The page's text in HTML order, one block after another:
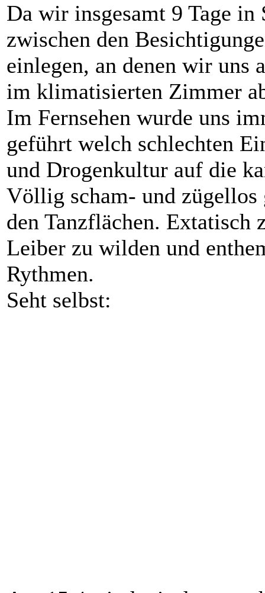
Da wir insgesamt 9 Tage
zwischen den
einlegen, an denen wir uns
im klimatisierten Zimmer
Im Fernsehen wurde uns
geführt welch schlechten
und Drogenkultur auf die
Völlig scham- und zügellos
den Tanzflächen. Extatisch
Leiber zu wilden und
Rythmen.
Seht selbst: